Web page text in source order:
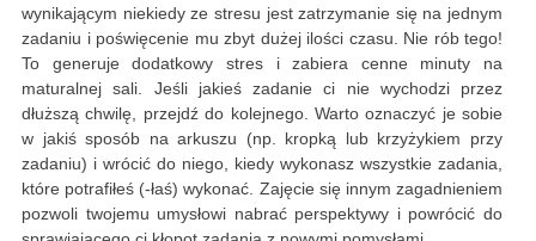
wynikającym niekiedy ze stresu jest zatrzymanie się na jednym
zadaniu i poświęcenie mu zbyt dużej ilości czasu. Nie rób tego!
To generuje dodatkowy stres i zabiera cenne minuty na
maturalnej sali. Jeśli jakieś zadanie ci nie wychodzi przez
dłuższą chwilę, przejdź do kolejnego. Warto oznaczyć je sobie
w jakiś sposób na arkuszu (np. kropką lub krzyżykiem przy
zadaniu) i wrócić do niego, kiedy wykonasz wszystkie zadania,
które potrafiłeś (-łaś) wykonać. Zajęcie się innym zagadnieniem
pozwoli twojemu umysłowi nabrać perspektywy i powrócić do